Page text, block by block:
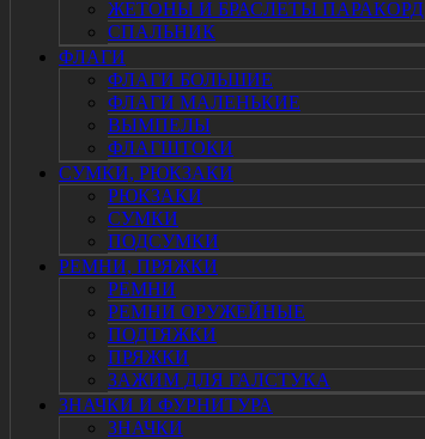
ЖЕТОНЫ И БРАСЛЕТЫ ПАРАКОРД
СПАЛЬНИК
ФЛАГИ
ФЛАГИ БОЛЬШИЕ
ФЛАГИ МАЛЕНЬКИЕ
ВЫМПЕЛЫ
ФЛАГШТОКИ
СУМКИ, РЮКЗАКИ
РЮКЗАКИ
СУМКИ
ПОДСУМКИ
РЕМНИ, ПРЯЖКИ
РЕМНИ
РЕМНИ ОРУЖЕЙНЫЕ
ПОДТЯЖКИ
ПРЯЖКИ
ЗАЖИМ ДЛЯ ГАЛСТУКА
ЗНАЧКИ И ФУРНИТУРА
ЗНАЧКИ